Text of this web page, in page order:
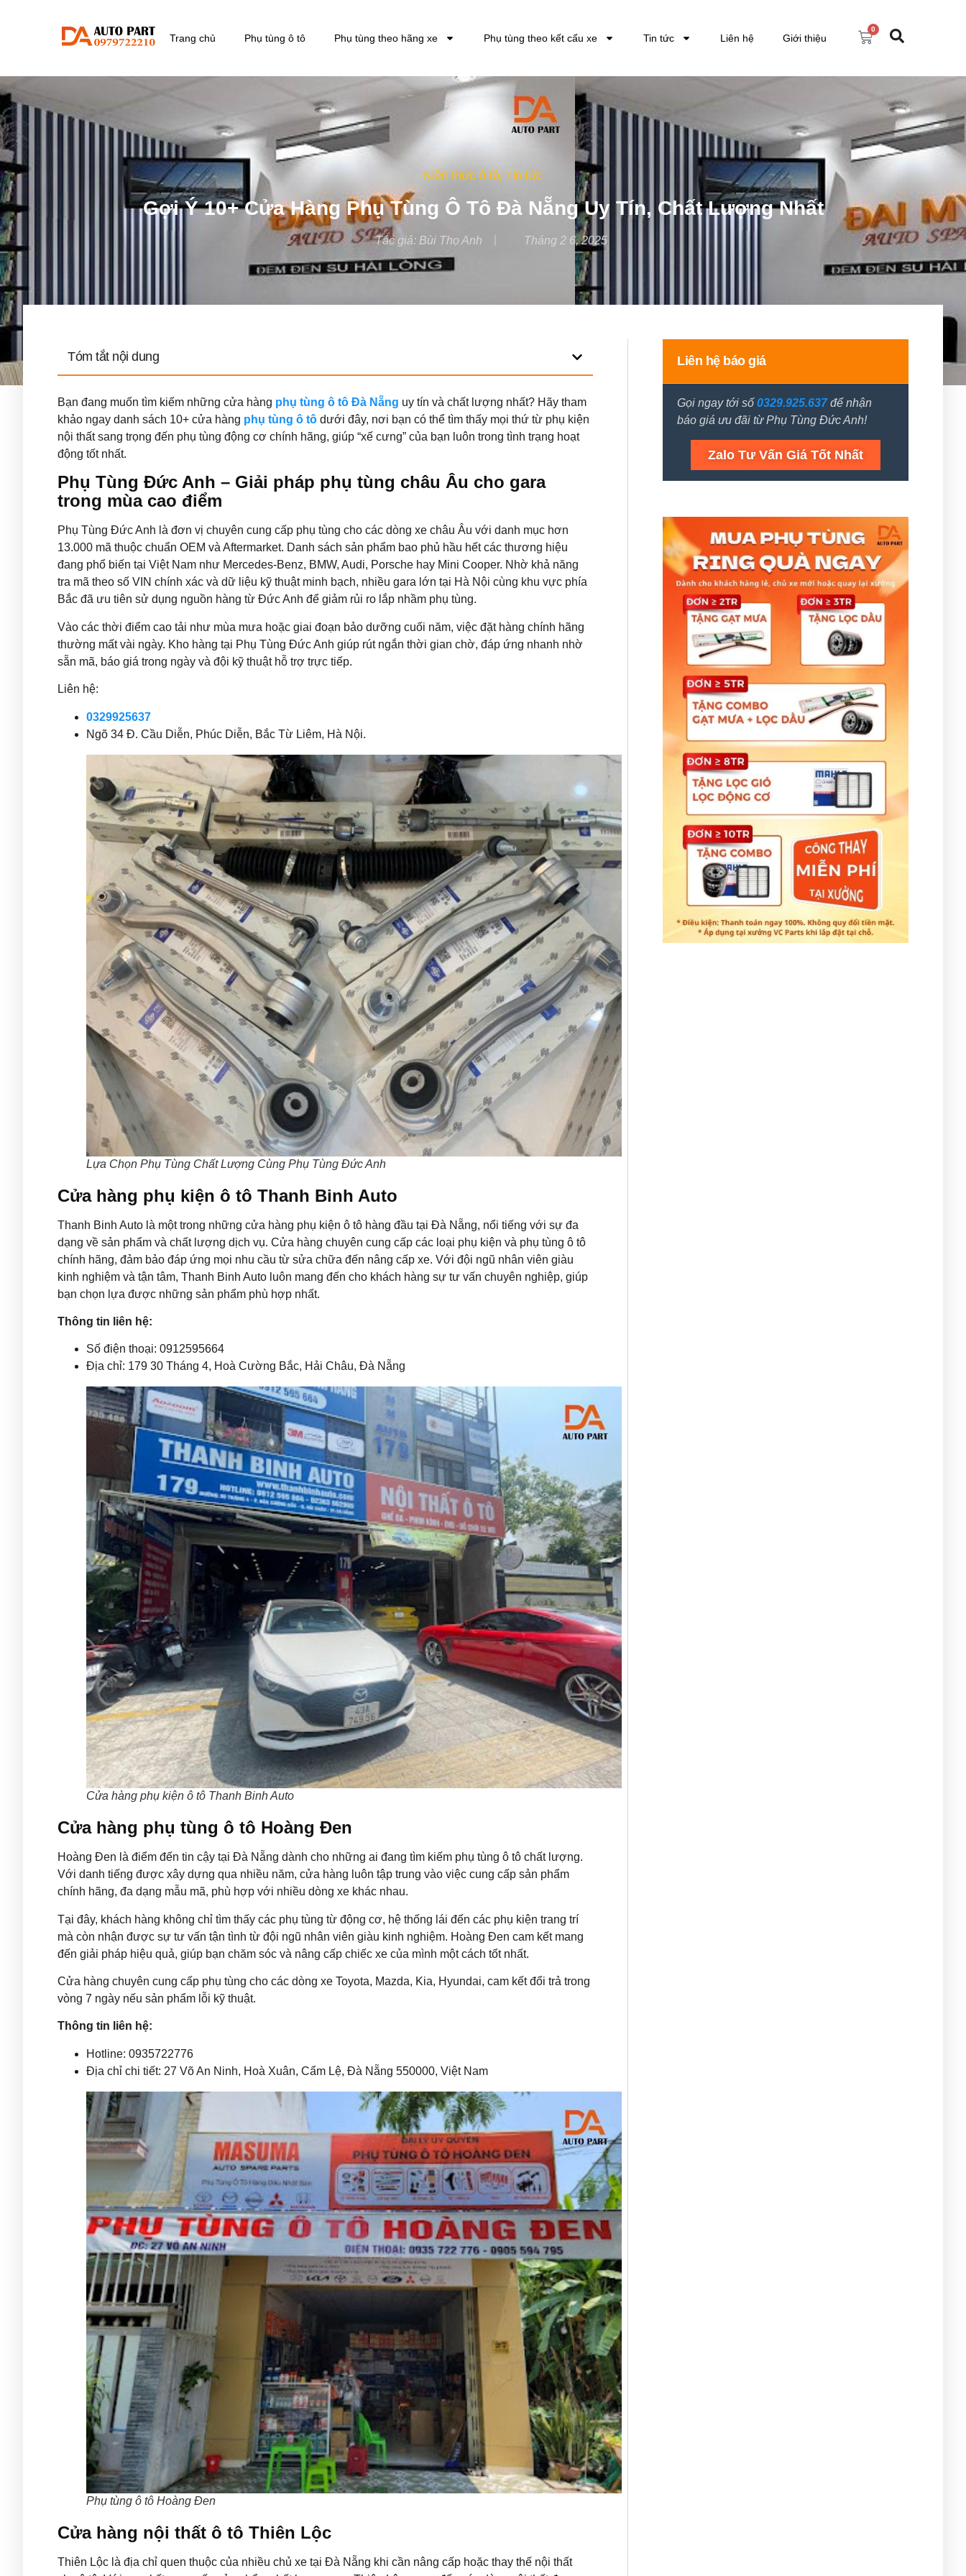
Trang chủ Phụ tùng ô tô Phụ tùng theo hãng xe Phụ tùng theo kết cấu xe Tin tức Liên hệ Giới thiệu
0
Kiến thức ô tô,Tin tức
Gợi Ý 10+ Cửa Hàng Phụ Tùng Ô Tô Đà Nẵng Uy Tín, Chất Lượng Nhất
Tác giả:Bùi Thọ Anh Tháng 2 6, 2025
Tóm tắt nội dung
Bạn đang muốn tìm kiếm những cửa hàng phụ tùng ô tô Đà Nẵng uy tín và chất lượng nhất? Hãy tham
khảo ngay danh sách 10+ cửa hàng phụ tùng ô tô dưới đây, nơi bạn có thể tìm thấy mọi thứ từ phụ kiện
nội thất sang trọng đến phụ tùng động cơ chính hãng, giúp “xế cưng” của bạn luôn trong tình trạng hoạt
động tốt nhất.
Phụ Tùng Đức Anh – Giải pháp phụ tùng châu Âu cho gara
trong mùa cao điểm
Phụ Tùng Đức Anh là đơn vị chuyên cung cấp phụ tùng cho các dòng xe châu Âu với danh mục hơn
13.000 mã thuộc chuẩn OEM và Aftermarket. Danh sách sản phẩm bao phủ hầu hết các thương hiệu
đang phổ biến tại Việt Nam như Mercedes-Benz, BMW, Audi, Porsche hay Mini Cooper. Nhờ khả năng
tra mã theo số VIN chính xác và dữ liệu kỹ thuật minh bạch, nhiều gara lớn tại Hà Nội cùng khu vực phía
Bắc đã ưu tiên sử dụng nguồn hàng từ Đức Anh để giảm rủi ro lắp nhầm phụ tùng.
Vào các thời điểm cao tải như mùa mưa hoặc giai đoạn bảo dưỡng cuối năm, việc đặt hàng chính hãng
thường mất vài ngày. Kho hàng tại Phụ Tùng Đức Anh giúp rút ngắn thời gian chờ, đáp ứng nhanh nhờ
sẵn mã, báo giá trong ngày và đội kỹ thuật hỗ trợ trực tiếp.
Liên hệ:
0329925637
Ngõ 34 Đ. Cầu Diễn, Phúc Diễn, Bắc Từ Liêm, Hà Nội.
Lựa Chọn Phụ Tùng Chất Lượng Cùng Phụ Tùng Đức Anh
Cửa hàng phụ kiện ô tô Thanh Binh Auto
Thanh Binh Auto là một trong những cửa hàng phụ kiện ô tô hàng đầu tại Đà Nẵng, nổi tiếng với sự đa
dạng về sản phẩm và chất lượng dịch vụ. Cửa hàng chuyên cung cấp các loại phụ kiện và phụ tùng ô tô
chính hãng, đảm bảo đáp ứng mọi nhu cầu từ sửa chữa đến nâng cấp xe. Với đội ngũ nhân viên giàu
kinh nghiệm và tận tâm, Thanh Binh Auto luôn mang đến cho khách hàng sự tư vấn chuyên nghiệp, giúp
bạn chọn lựa được những sản phẩm phù hợp nhất.
Thông tin liên hệ:
Số điện thoại: 0912595664
Địa chỉ: 179 30 Tháng 4, Hoà Cường Bắc, Hải Châu, Đà Nẵng
Cửa hàng phụ kiện ô tô Thanh Binh Auto
Cửa hàng phụ tùng ô tô Hoàng Đen
Hoàng Đen là điểm đến tin cậy tại Đà Nẵng dành cho những ai đang tìm kiếm phụ tùng ô tô chất lượng.
Với danh tiếng được xây dựng qua nhiều năm, cửa hàng luôn tập trung vào việc cung cấp sản phẩm
chính hãng, đa dạng mẫu mã, phù hợp với nhiều dòng xe khác nhau.
Tại đây, khách hàng không chỉ tìm thấy các phụ tùng từ động cơ, hệ thống lái đến các phụ kiện trang trí
mà còn nhận được sự tư vấn tận tình từ đội ngũ nhân viên giàu kinh nghiệm. Hoàng Đen cam kết mang
đến giải pháp hiệu quả, giúp bạn chăm sóc và nâng cấp chiếc xe của mình một cách tốt nhất.
Cửa hàng chuyên cung cấp phụ tùng cho các dòng xe Toyota, Mazda, Kia, Hyundai, cam kết đổi trả trong
vòng 7 ngày nếu sản phẩm lỗi kỹ thuật.
Thông tin liên hệ:
Hotline: 0935722776
Địa chỉ chi tiết: 27 Võ An Ninh, Hoà Xuân, Cẩm Lệ, Đà Nẵng 550000, Việt Nam
Phụ tùng ô tô Hoàng Đen
Cửa hàng nội thất ô tô Thiên Lộc
Thiên Lộc là địa chỉ quen thuộc của nhiều chủ xe tại Đà Nẵng khi cần nâng cấp hoặc thay thế nội thất
Liên hệ báo giá
Gọi ngay tới số0329.925.637để nhận
báo giá ưu đãi từ Phụ Tùng Đức Anh!
Zalo Tư Vấn Giá Tốt Nhất